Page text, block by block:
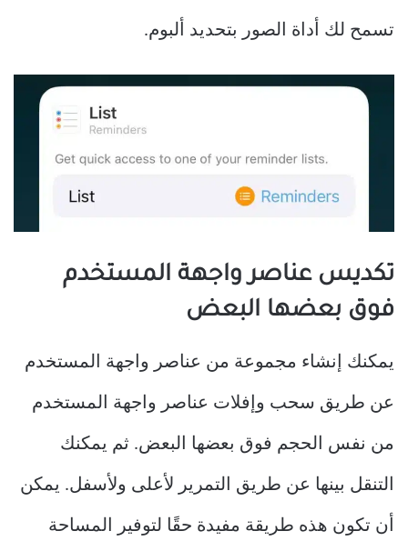
تسمح لك أداة الصور بتحديد ألبوم.
تكديس عناصر واجهة المستخدم
فوق بعضها البعض
يمكنك إنشاء مجموعة من عناصر واجهة المستخدم
عن طريق سحب وإفلات عناصر واجهة المستخدم
من نفس الحجم فوق بعضها البعض. ثم يمكنك
التنقل بينها عن طريق التمرير لأعلى ولأسفل. يمكن
أن تكون هذه طريقة مفيدة حقًا لتوفير المساحة